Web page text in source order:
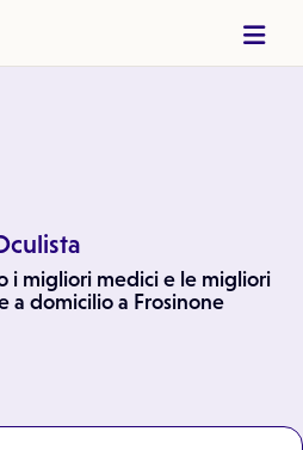
i migliori medici e le migliori
a domicilio a Frosinone